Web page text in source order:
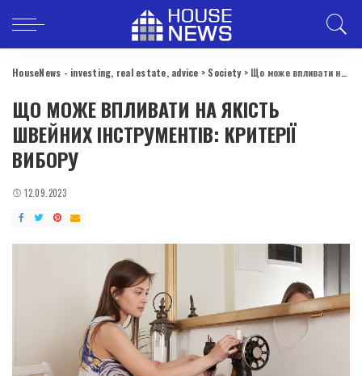
HouseNews - investing, real estate, advice > Society> Що може впливати на якість швейних інструментів: критерії вибору
ЩО МОЖЕ ВПЛИВАТИ НА ЯКІСТЬ
ШВЕЙНИХ ІНСТРУМЕНТІВ: КРИТЕРІЇ
ВИБОРУ
12.09.2023